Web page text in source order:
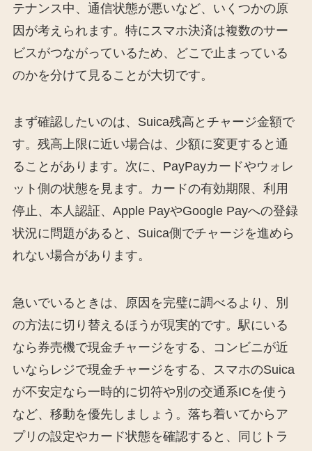
テナンス中、通信状態が悪いなど、いくつかの原
因が考えられます。特にスマホ決済は複数のサー
ビスがつながっているため、どこで止まっている
のかを分けて見ることが大切です。
まず確認したいのは、Suica残高とチャージ金額で
す。残高上限に近い場合は、少額に変更すると通
ることがあります。次に、PayPayカードやウォレ
ット側の状態を見ます。カードの有効期限、利用
停止、本人認証、Apple PayやGoogle Payへの登録
状況に問題があると、Suica側でチャージを進めら
れない場合があります。
急いでいるときは、原因を完璧に調べるより、別
の方法に切り替えるほうが現実的です。駅にいる
なら券売機で現金チャージをする、コンビニが近
いならレジで現金チャージをする、スマホのSuica
が不安定なら一時的に切符や別の交通系ICを使う
など、移動を優先しましょう。落ち着いてからア
プリの設定やカード状態を確認すると、同じトラ